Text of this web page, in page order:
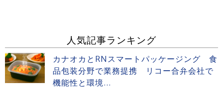
人気記事ランキング
カナオカとRNスマートパッケージング 食
品包装分野で業務提携 リコー合弁会社で
機能性と環境...